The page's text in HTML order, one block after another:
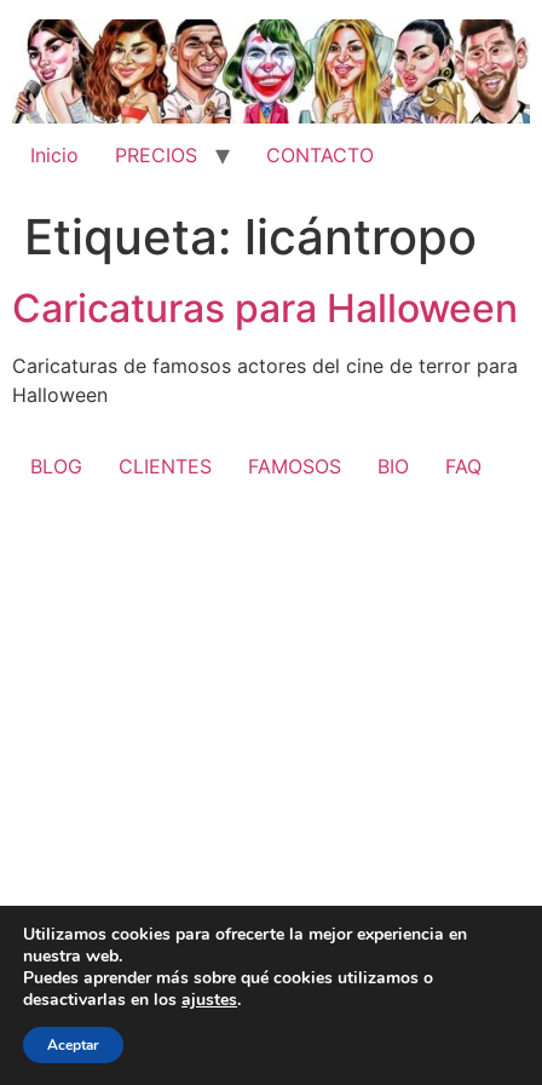
contenido
Inicio PRECIOS CONTACTO
Etiqueta: licántropo
Caricaturas para Halloween
Caricaturas de famosos actores del cine de terror para
Halloween
BLOG CLIENTES FAMOSOS BIO FAQ
Utilizamos cookies para ofrecerte la mejor experiencia en
nuestra web.
Puedes aprender más sobre qué cookies utilizamos o
desactivarlas en los ajustes.
Aceptar